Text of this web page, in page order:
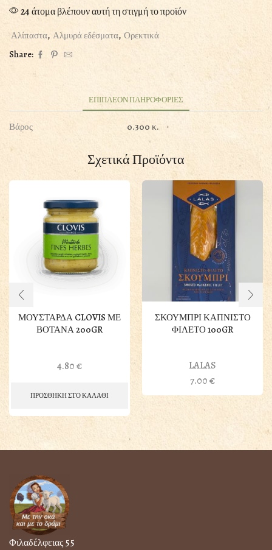
24 άτομα βλέπουν αυτή τη στιγμή το προϊόν
Αλίπαστα, Αλμυρά εδέσματα, Ορεκτικά
Share:
ΕΠΙΠΛΕΟΝ ΠΛΗΡΟΦΟΡΙΕΣ
Βάρος 0.300 κ.
Σχετικά Προϊόντα
ΜΟΥΣΤΑΡΔΑ CLOVIS ΜΕ
ΒΟΤΑΝΑ 200GR
4.80€
ΠΡΟΣΘΗΚΗ ΣΤΟ ΚΑΛΑΘΙ
ΣΚΟΥΜΠΡΙ ΚΑΠΝΙΣΤΟ
ΦΙΛΕΤΟ 100GR
LALAS
7.00€
Φιλαδέλφειας 55